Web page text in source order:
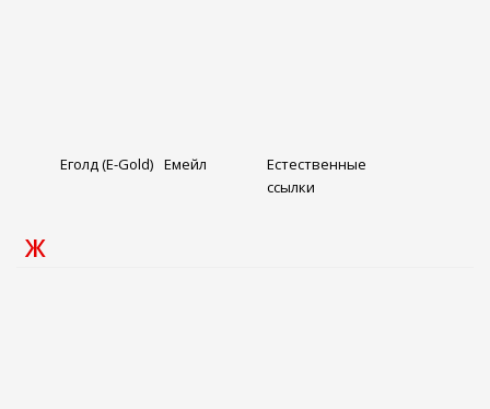
Еголд (E-Gold) Емейл
Естественные
ссылки
Ж